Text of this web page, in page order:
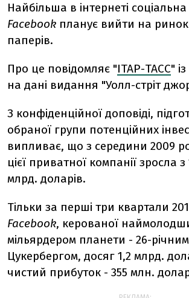
Найбільша в інтернеті
Facebook планує вийти на
паперів.
Про це повідомляє "ІТАР-ТАСС"
на дані видання "Уолл-стріт
З конфіденційної доповіді,
обраної групи потенційних
випливає, що з середини 2009
цієї приватної компанії зросла
млрд. доларів.
Тільки за перші три квартали
Facebook, керованої
мільярдером планети - 26-
Цукербергом, досяг 1,2 млрд.
чистий прибуток - 355 млн.